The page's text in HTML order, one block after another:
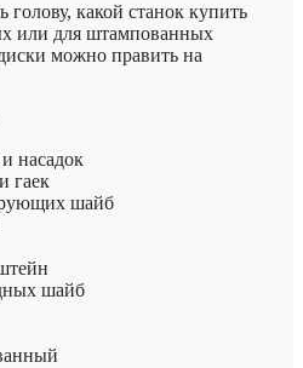
какой станок купить
или для штампованных
можно править на
насадок
гаек
шайб
шайб